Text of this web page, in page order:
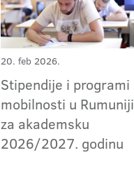
20. feb 2026.
Stipendije i programi
mobilnosti u Rumuniji
za akademsku
2026/2027. godinu